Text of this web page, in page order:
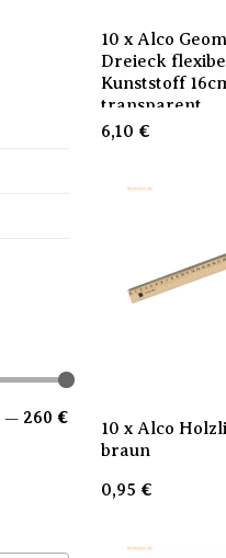
— 260 €
10 x Alco
Dreieck
Kunststoff
transparent
6,10 €
10 x Alco
braun
0,95 €